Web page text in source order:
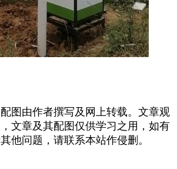
图由作者撰写及网上转载。文章观
文章及其配图仅供学习之用，如有
他问题，请联系本站作侵删。